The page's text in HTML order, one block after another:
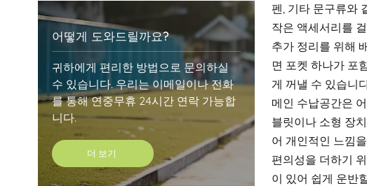
어떻게 도와드릴까요?
귀하에게 편리한 방법으로 문의하실
수 있습니다. 우리는 이메일이나 전화
를 통해 연중무휴 24시간 연락 가능합
니다.
더 보기
펜, 기타 문구류와
작은 액세서리를
추가 정리를 위해
면 포켓 하나가 포
게 꺼낼 수 있습니
메인 수납공간은
블릿이나 소형 장
어 개인적인 느낌
편의성을 더하기
이 있어 쉽게 운반